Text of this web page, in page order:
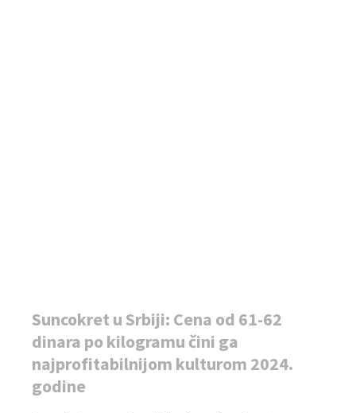
Suncokret u Srbiji: Cena od 61-62
dinara po kilogramu čini ga
najprofitabilnijom kulturom 2024.
godine